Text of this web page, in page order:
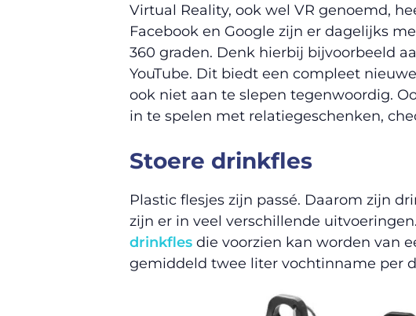
Virtual Reality, ook wel VR genoemd,
Facebook en Google zijn er dagelijks
360 graden. Denk hierbij bijvoorbeeld
YouTube. Dit biedt een compleet
ook niet aan te slepen tegenwoordig.
in te spelen met relatiegeschenken,
Stoere drinkfles
Plastic flesjes zijn passé. Daarom zijn
zijn er in veel verschillende
drinkflesdie voorzien kan worden van
gemiddeld twee liter vochtinname per